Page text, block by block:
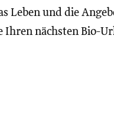
Leben und die
Ihren nächsten Bio-